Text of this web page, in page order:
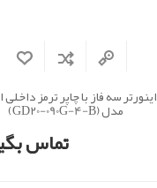
اینورتر سه فاز با چاپر ترمز
مدل (GD20-090G-4-B)
تماس